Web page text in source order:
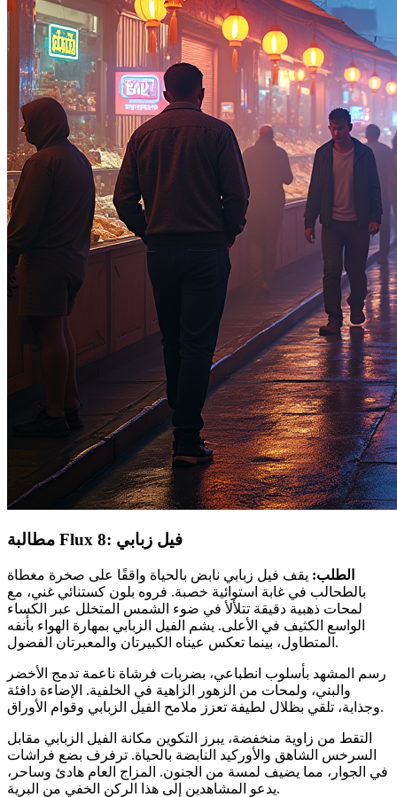
مطالبة Flux 8: فيل زبابي
الطلب: يقف فيل زبابي نابض بالحياة واقفًا على صخرة مغطاة
بالطحالب في غابة استوائية خصبة. فروه بلون كستنائي غني، مع
لمحات ذهبية دقيقة تتلألأ في ضوء الشمس المتخلل عبر الكساء
الواسع الكثيف في الأعلى. يشم الفيل الزبابي بمهارة الهواء بأنفه
المتطاول، بينما تعكس عيناه الكبيرتان والمعبرتان الفضول.
رسم المشهد بأسلوب انطباعي، بضربات فرشاة ناعمة تدمج الأخضر
والبني، ولمحات من الزهور الزاهية في الخلفية. الإضاءة دافئة
وجذابة، تلقي بظلال لطيفة تعزز ملامح الفيل الزبابي وقوام الأوراق.
التقط من زاوية منخفضة، يبرز التكوين مكانة الفيل الزبابي مقابل
السرخس الشاهق والأوركيد النابضة بالحياة. ترفرف بضع فراشات
في الجوار، مما يضيف لمسة من الجنون. المزاج العام هادئ وساحر،
يدعو المشاهدين إلى هذا الركن الخفي من البرية.